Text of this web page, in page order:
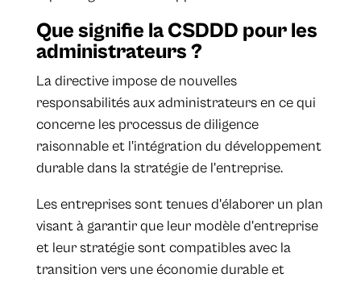
Que signifie la CSDDD pour les
administrateurs ?
La directive impose de nouvelles
responsabilités aux administrateurs en ce qui
concerne les processus de diligence
raisonnable et l'intégration du développement
durable dans la stratégie de l'entreprise.
Les entreprises sont tenues d'élaborer un plan
visant à garantir que leur modèle d'entreprise
et leur stratégie sont compatibles avec la
transition vers une économie durable et